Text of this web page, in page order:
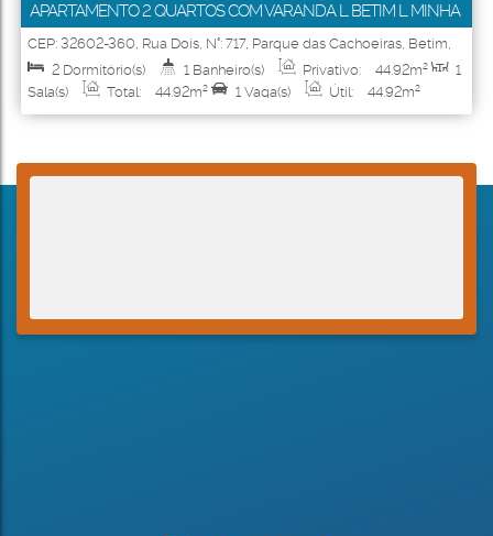
APARTAMENTO 2 QUARTOS COM VARANDA L BETIM L MINHA
CASA MINHA VIDA L CACHOEIRA DOS SINOS
CEP: 32602-360, Rua Dois, N°: 717, Parque das Cachoeiras, Betim,
Minas Gerais
Brasil
2 Dormitório(s) 1 Banheiro(s) Privativo: 44.92m²
1
Sala(s)
Total: 44.92m² 1 Vaga(s) Útil: 44.92m²